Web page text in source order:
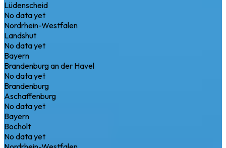
Lüdenscheid
No data yet
Nordrhein-Westfalen
Landshut
No data yet
Bayern
Brandenburg an der Havel
No data yet
Brandenburg
Aschaffenburg
No data yet
Bayern
Bocholt
No data yet